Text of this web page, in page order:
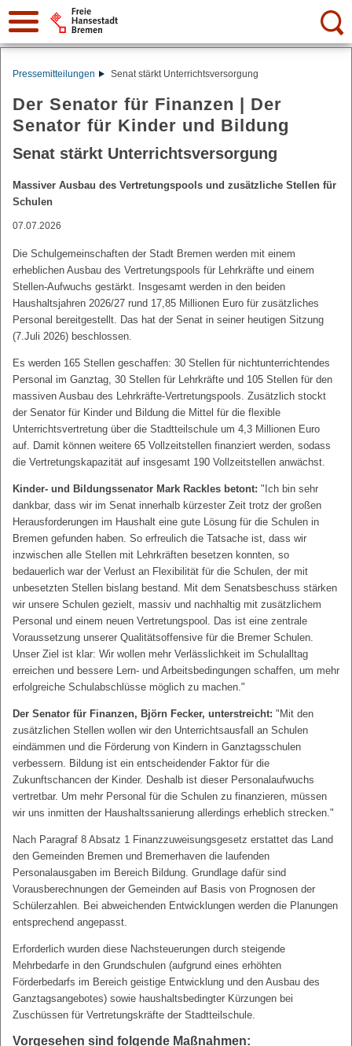
Suche:
Pressemitteilungen Senat stärkt Unterrichtsversorgung
Der Senator für Finanzen | Der
Senator für Kinder und Bildung
Senat stärkt Unterrichtsversorgung
Massiver Ausbau des Vertretungspools und zusätzliche Stellen für
Schulen
07.07.2026
Die Schulgemeinschaften der Stadt Bremen werden mit einem
erheblichen Ausbau des Vertretungspools für Lehrkräfte und einem
Stellen-Aufwuchs gestärkt. Insgesamt werden in den beiden
Haushaltsjahren 2026/27 rund 17,85 Millionen Euro für zusätzliches
Personal bereitgestellt. Das hat der Senat in seiner heutigen Sitzung
(7.Juli 2026) beschlossen.
Es werden 165 Stellen geschaffen: 30 Stellen für nichtunterrichtendes
Personal im Ganztag, 30 Stellen für Lehrkräfte und 105 Stellen für den
massiven Ausbau des Lehrkräfte-Vertretungspools. Zusätzlich stockt
der Senator für Kinder und Bildung die Mittel für die flexible
Unterrichtsvertretung über die Stadtteilschule um 4,3 Millionen Euro
auf. Damit können weitere 65 Vollzeitstellen finanziert werden, sodass
die Vertretungskapazität auf insgesamt 190 Vollzeitstellen anwächst.
Kinder- und Bildungssenator Mark Rackles betont: "Ich bin sehr
dankbar, dass wir im Senat innerhalb kürzester Zeit trotz der großen
Herausforderungen im Haushalt eine gute Lösung für die Schulen in
Bremen gefunden haben. So erfreulich die Tatsache ist, dass wir
inzwischen alle Stellen mit Lehrkräften besetzen konnten, so
bedauerlich war der Verlust an Flexibilität für die Schulen, der mit
unbesetzten Stellen bislang bestand. Mit dem Senatsbeschuss stärken
wir unsere Schulen gezielt, massiv und nachhaltig mit zusätzlichem
Personal und einem neuen Vertretungspool. Das ist eine zentrale
Voraussetzung unserer Qualitätsoffensive für die Bremer Schulen.
Unser Ziel ist klar: Wir wollen mehr Verlässlichkeit im Schulalltag
erreichen und bessere Lern- und Arbeitsbedingungen schaffen, um mehr
erfolgreiche Schulabschlüsse möglich zu machen."
Der Senator für Finanzen, Björn Fecker, unterstreicht: "Mit den
zusätzlichen Stellen wollen wir den Unterrichtsausfall an Schulen
eindämmen und die Förderung von Kindern in Ganztagsschulen
verbessern. Bildung ist ein entscheidender Faktor für die
Zukunftschancen der Kinder. Deshalb ist dieser Personalaufwuchs
vertretbar. Um mehr Personal für die Schulen zu finanzieren, müssen
wir uns inmitten der Haushaltssanierung allerdings erheblich strecken."
Nach Paragraf 8 Absatz 1 Finanzzuweisungsgesetz erstattet das Land
den Gemeinden Bremen und Bremerhaven die laufenden
Personalausgaben im Bereich Bildung. Grundlage dafür sind
Vorausberechnungen der Gemeinden auf Basis von Prognosen der
Schülerzahlen. Bei abweichenden Entwicklungen werden die Planungen
entsprechend angepasst.
Erforderlich wurden diese Nachsteuerungen durch steigende
Mehrbedarfe in den Grundschulen (aufgrund eines erhöhten
Förderbedarfs im Bereich geistige Entwicklung und den Ausbau des
Ganztagsangebotes) sowie haushaltsbedingter Kürzungen bei
Zuschüssen für Vertretungskräfte der Stadtteilschule.
Vorgesehen sind folgende Maßnahmen: